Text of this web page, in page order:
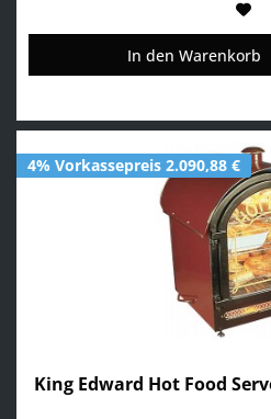
In den Warenkorb
4% Vorkassepreis 2.090,88 €
King Edward Hot Food